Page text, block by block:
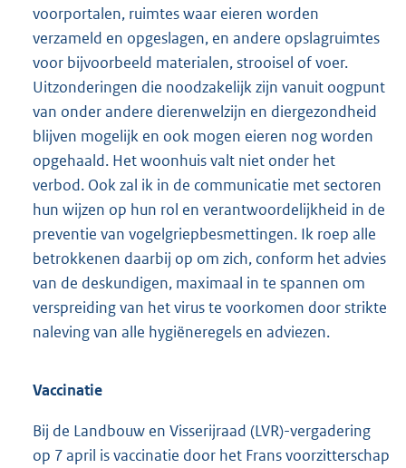
voorportalen, ruimtes waar eieren worden
verzameld en opgeslagen, en andere opslagruimtes
voor bijvoorbeeld materialen, strooisel of voer.
Uitzonderingen die noodzakelijk zijn vanuit oogpunt
van onder andere dierenwelzijn en diergezondheid
blijven mogelijk en ook mogen eieren nog worden
opgehaald. Het woonhuis valt niet onder het
verbod. Ook zal ik in de communicatie met sectoren
hun wijzen op hun rol en verantwoordelijkheid in de
preventie van vogelgriepbesmettingen. Ik roep alle
betrokkenen daarbij op om zich, conform het advies
van de deskundigen, maximaal in te spannen om
verspreiding van het virus te voorkomen door strikte
naleving van alle hygiëneregels en adviezen.
Vaccinatie
Bij de Landbouw en Visserijraad (LVR)-vergadering
op 7 april is vaccinatie door het Frans voorzitterschap